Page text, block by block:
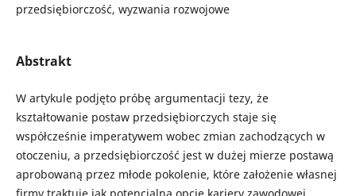
przedsiębiorczość, wyzwania rozwojowe
Abstrakt
W artykule podjęto próbę argumentacji tezy, że
kształtowanie postaw przedsiębiorczych staje się
współcześnie imperatywem wobec zmian zachodzących w
otoczeniu, a przedsiębiorczość jest w dużej mierze postawą
aprobowaną przez młode pokolenie, które założenie własnej